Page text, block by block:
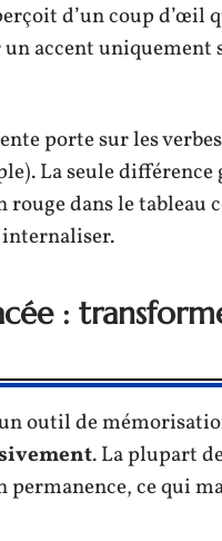
d’un coup d’œil
accent
porte sur les
La seule
rouge dans le
:
outil de
. La plupart
permanence, ce qui